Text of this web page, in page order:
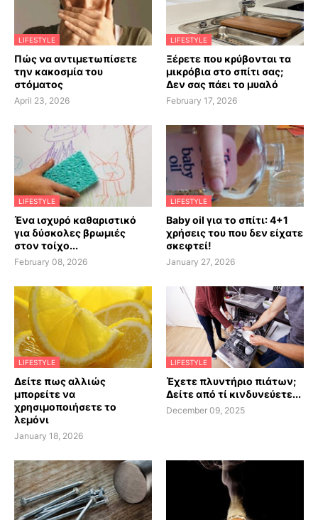
LIFESTYLE
Πώς να αντιμετωπίσετε
την κακοσμία του
στόματος
April 23, 2026
LIFESTYLE
Ξέρετε που κρύβονται τα
μικρόβια στο σπίτι σας;
Δεν σας πάει το μυαλό
February 17, 2026
LIFESTYLE
Ένα ισχυρό καθαριστικό
για δύσκολες βρωμιές
στον τοίχο...
February 08, 2026
LIFESTYLE
Baby oil για το σπίτι: 4+1
χρήσεις του που δεν είχατε
σκεφτεί!
January 27, 2026
LIFESTYLE
Δείτε πως αλλιώς
μπορείτε να
χρησιμοποιήσετε το
λεμόνι
January 18, 2026
LIFESTYLE
Έχετε πλυντήριο πιάτων;
Δείτε από τί κινδυνεύετε...
December 09, 2025